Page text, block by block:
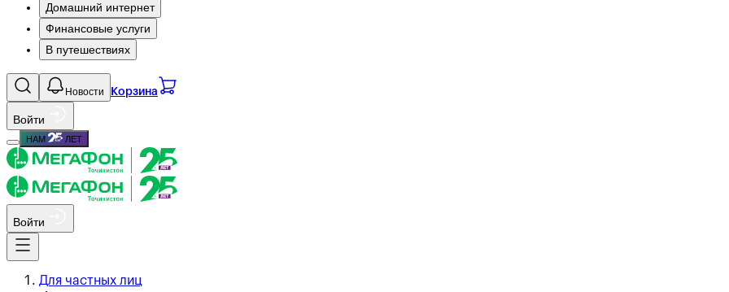
Домашний интернет
Финансовые услуги
В путешествиях
Новости Корзина
Войти
НАМ ЛЕТ
Войти
Для частных лиц